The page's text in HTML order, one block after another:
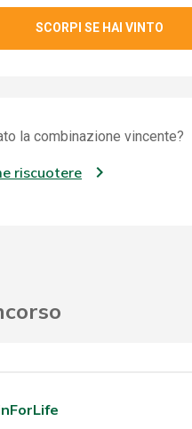
SCORPI SE HAI VINTO
la combinazione vincente?
riscuotere